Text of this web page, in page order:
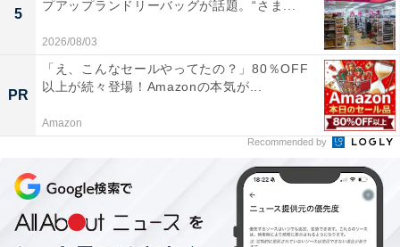
5
プアップランドリーバッグが話題。“さま...
2026/08/03
PR
「え、こんなセールやってたの？」80％OFF
以上が続々登場！Amazonの本気が...
Amazon
Recommended by